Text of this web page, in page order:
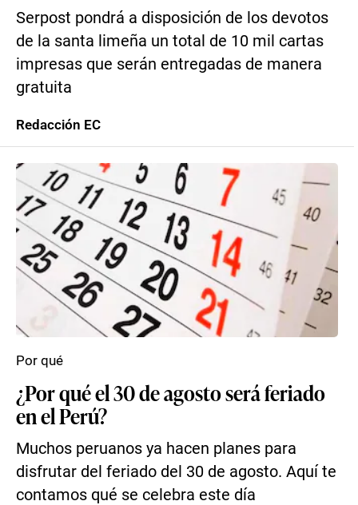
Serpost pondrá a disposición de los devotos
de la santa limeña un total de 10 mil cartas
impresas que serán entregadas de manera
gratuita
Redacción EC
¿Por qué el 30 de agosto será feriado
en el Perú?
Muchos peruanos ya hacen planes para
disfrutar del feriado del 30 de agosto. Aquí te
contamos qué se celebra este día
Por qué